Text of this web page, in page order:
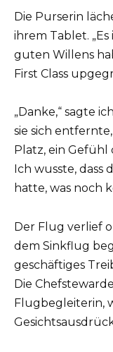
Die Purserin
ihrem Tablet.
guten Willens
First Class
„Danke,“ sagte
sie sich
Platz, ein
Ich wusste, dass
hatte, was noch
Der Flug verlief
dem Sinkflug
geschäftiges
Die
Flugbegleiterin,